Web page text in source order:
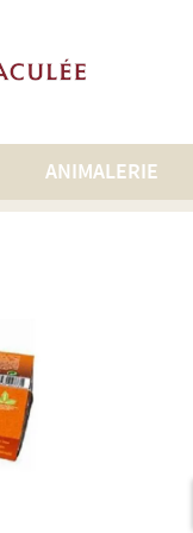
ANIMALERIE
> Bûche de Ramonage